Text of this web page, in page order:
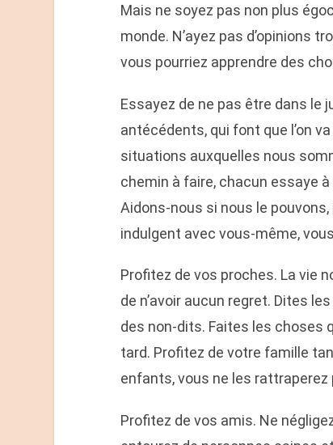
Mais ne soyez pas non plus
monde. N’ayez pas d’opinions
vous pourriez apprendre des
Essayez de ne pas être dans le
antécédents, qui font que l’on
situations auxquelles nous
chemin à faire, chacun essaye
Aidons-nous si nous le
indulgent avec vous-même,
Profitez de vos proches. La vie
de n’avoir aucun regret. Dites
des non-dits. Faites les choses
tard. Profitez de votre famille
enfants, vous ne les rattraperez
Profitez de vos amis. Ne